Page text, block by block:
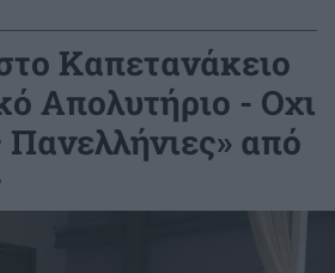
Καπετανάκειο
Απολυτήριο - Οχι
Πανελλήνιες» από